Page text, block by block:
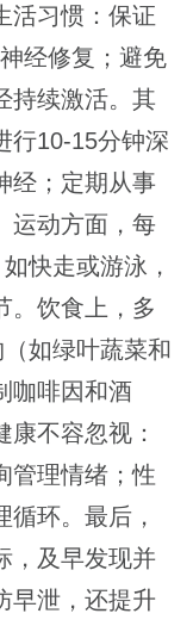
活习惯：保证
经修复；避免
持续激活。其
行10-15分钟深
经；定期从事
运动方面，每
快走或游泳，
。饮食上，多
如绿叶蔬菜和
咖啡因和酒
不容忽视：
管理情绪；性
环。最后，
，及早发现并
早泄，还提升